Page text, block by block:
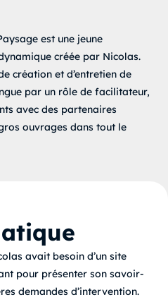
est une jeune
créée par Nicolas.
création et d’entretien de
par un rôle de facilitateur,
avec des partenaires
ouvrages dans tout le
avait besoin d’un site
pour présenter son savoir-
demandes d’intervention.